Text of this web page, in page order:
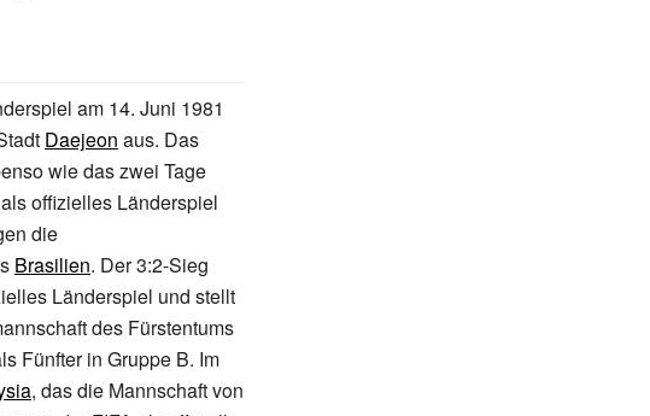
am 14. Juni 1981
Daejeon aus. Das
wie das zwei Tage
als offizielles Länderspiel
die
Brasilien. Der 3:2-Sieg
Länderspiel und stellt
des Fürstentums
Fünfter in Gruppe B. Im
, das die Mannschaft von